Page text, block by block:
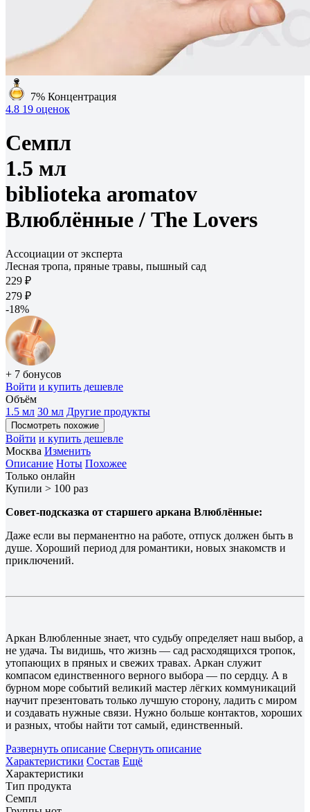
7% Концентрация
4.8 19 оценок
Семпл
1.5 мл
biblioteka aromatov
Влюблённые / The Lovers
Ассоциации от эксперта
Лесная тропа, пряные травы, пышный сад
229 ₽
279 ₽
-18%
+ 7 бонусов
Войти и купить дешевле
Объём
1.5 мл 30 мл Другие продукты
Посмотреть похожие
Войти и купить дешевле
Москва Изменить
Описание Ноты Похожее
Только онлайн
Купили > 100 раз
Совет-подсказка от старшего аркана Влюблённые:
Даже если вы перманентно на работе, отпуск должен быть в
душе. Хороший период для романтики, новых знакомств и
приключений.
Аркан Влюбленные знает, что судьбу определяет наш выбор, а
не удача. Ты видишь, что жизнь — сад расходящихся тропок,
утопающих в пряных и свежих травах. Аркан служит
компасом единственного верного выбора — по сердцу. А в
бурном море событий великий мастер лёгких коммуникаций
научит презентовать только лучшую сторону, ладить с миром
и создавать нужные связи. Нужно больше контактов, хороших
и разных, чтобы найти тот самый, единственный.
Развернуть описание Свернуть описание
Характеристики Состав Ещё
Характеристики
Тип продукта
Семпл